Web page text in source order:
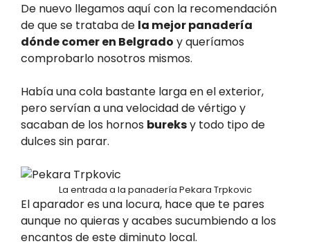
De nuevo llegamos aquí con la recomendación
de que se trataba de la mejor panadería
dónde comer en Belgrado y queríamos
comprobarlo nosotros mismos.
Había una cola bastante larga en el exterior,
pero servían a una velocidad de vértigo y
sacaban de los hornos bureksy todo tipo de
dulces sin parar.
La entrada a la panadería Pekara Trpkovic
El aparador es una locura, hace que te pares
aunque no quieras y acabes sucumbiendo a los
encantos de este diminuto local.